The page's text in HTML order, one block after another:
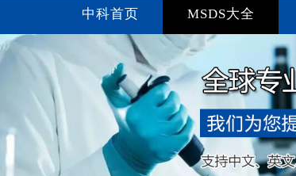
中科首页 MSDS大全